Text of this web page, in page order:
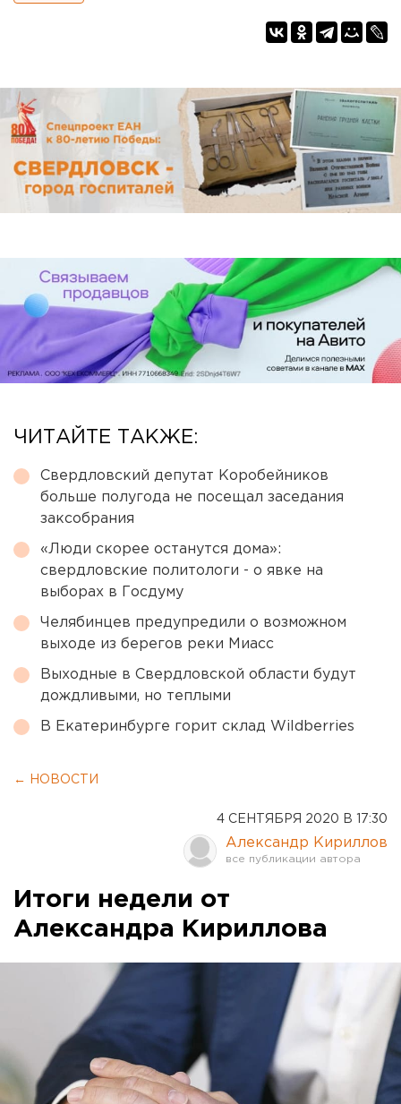
ЧИТАЙТЕ ТАКЖЕ:
Свердловский депутат Коробейников
больше полугода не посещал заседания
заксобрания
«Люди скорее останутся дома»:
свердловские политологи - о явке на
выборах в Госдуму
Челябинцев предупредили о возможном
выходе из берегов реки Миасс
Выходные в Свердловской области будут
дождливыми, но теплыми
В Екатеринбурге горит склад Wildberries
← НОВОСТИ
4 СЕНТЯБРЯ 2020 В 17:30
Александр Кириллов
Итоги недели от
Александра Кириллова